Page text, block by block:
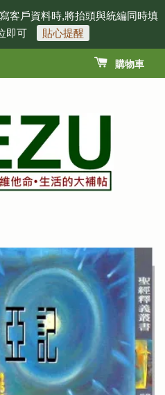
客戶資料時,將抬頭與統編同時填
即可
貼心提醒
購物車